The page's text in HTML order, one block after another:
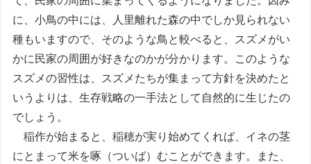
に、小鳥の中には、人里離れた森の中でしか見られない
種もいますので、そのような鳥と較べると、スズメがい
かに民家の周囲が好きなのかが分かります。このような
スズメの習性は、スズメたちが集まって方針を決めたと
いうよりは、生存戦略の一手法として自然的に生じたの
でしょう。
稲作が始まると、稲穂が実り始めてくれば、イネの茎
にとまって米を啄（ついば）むことができます。また、